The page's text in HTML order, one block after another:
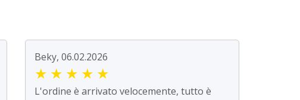
Beky, 06.02.2026
★ ★ ★ ★ ★
L'ordine è arrivato velocemente, tutto è